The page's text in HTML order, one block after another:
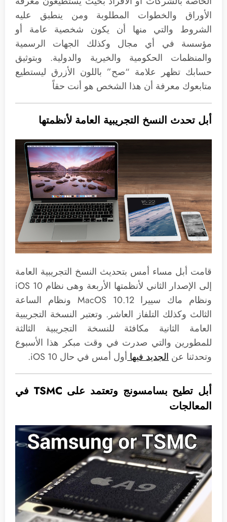
الأوراق والخطوات المطلوبة ومن ينطبق عليه
الشروط والتي منها أن يكون شخصية عامة أو
مؤسسة في أي مجال وكذلك الجهات الرسمية
والمنظمات الحكومية والخيرية والدولية. وبتوثيق
حسابك تظهر علامة “صح” باللون الأزرق ليستطيع
متابعوك معرفة أن هذا الشخص هو أنت حقاً
أبل تحدث النسخ التجريبية العامة لأنظمتها
قامت أبل مساء أمس بتحديث النسخ التجريبية العامة
إلى الإصدار الثاني لأنظمتها الأربعة وهى نظام iOS 10
ونظام ماك سييرا MacOS 10.12 ونظام الساعة
الثالث وكذلك التلفاز العاشر. وتعتبر النسخة التجريبية
العامة الثانية مكافئة للنسخة التجريبية الثالثة
للمطورين والتي صدرت في وقت مبكر هذا الأسبوع
وتحدثنا عن الجديد فيها أول أمس في حال iOS 10.
أبل تطيح بسامسونج وتعتمد على TSMC في
المعالجات